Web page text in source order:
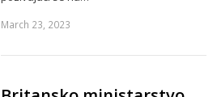
March 23, 2023